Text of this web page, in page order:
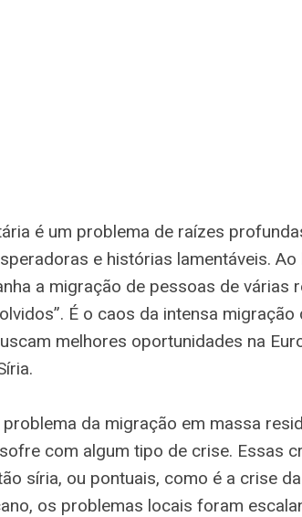
é um problema de raízes
e histórias lamentáveis.
a migração de pessoas de várias
É o caos da intensa
melhores oportunidades na
problema da migração em massa
com algum tipo de crise. Essas
síria, ou pontuais, como é a crise
os problemas locais foram